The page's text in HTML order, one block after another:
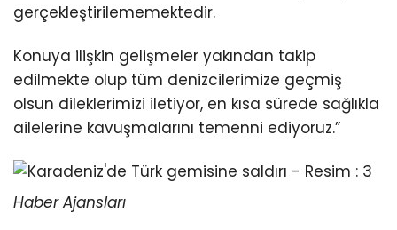
gerçekleştirilememektedir.
Konuya ilişkin gelişmeler yakından takip
edilmekte olup tüm denizcilerimize geçmiş
olsun dileklerimizi iletiyor, en kısa sürede sağlıkla
ailelerine kavuşmalarını temenni ediyoruz.”
Haber Ajansları